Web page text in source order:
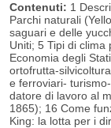
Contenuti: 1
Parchi naturali
saguari e delle
Uniti; 5 Tipi di clima
Economia degli
ortofrutta-
e ferroviari-
datore di lavoro al
1865); 16 Come
King: la lotta per i